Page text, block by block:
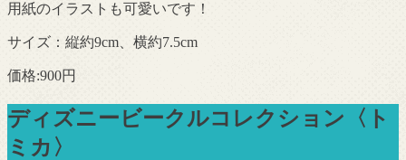
用紙のイラストも可愛いです！
サイズ：縦約9cm、横約7.5cm
価格:900円
ディズニービークルコレクション〈ト
ミカ〉